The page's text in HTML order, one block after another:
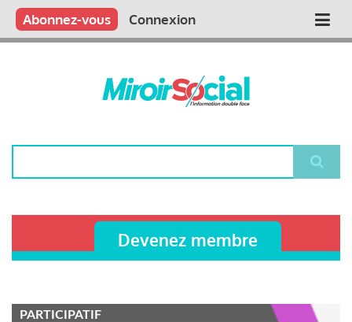
Aller
contenu
Main
Qui sommes nous ?
Vous publiez
Nous publions
Contactez-nous
Abonnez-vous Connexion
Devenez membre
PARTICIPATIF